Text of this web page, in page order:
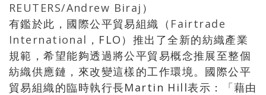
REUTERS/Andrew Biraj ）
有鑑於此，國際公平貿易組織（ Fairtrade
International ，FLO）推出了全新的紡織產業
規範，希望能夠透過將公平貿易概念推展至整個
紡織供應鏈，來改變這樣的工作環境。國際公平
貿易組織的臨時執行長Martin Hill表示：「藉由